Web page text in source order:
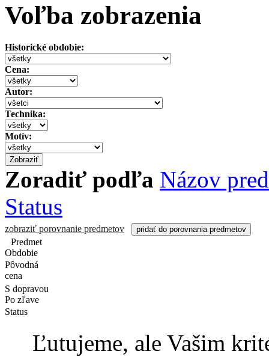
Voľba zobrazenia
Historické obdobie:
Cena:
Autor:
Technika:
Motív:
Zoradiť podľa Názov
Status
zobraziť porovnanie predmetov
Predmet
Obdobie
Pôvodná
cena
S dopravou
Po zľave
Status
Ľutujeme, ale Vašim